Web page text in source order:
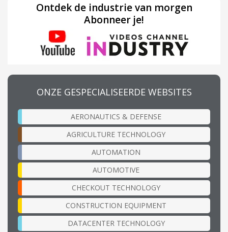
Ontdek de industrie van morgen
Abonneer je!
ONZE GESPECIALISEERDE WEBSITES
AERONAUTICS & DEFENSE
AGRICULTURE TECHNOLOGY
AUTOMATION
AUTOMOTIVE
CHECKOUT TECHNOLOGY
CONSTRUCTION EQUIPMENT
DATACENTER TECHNOLOGY